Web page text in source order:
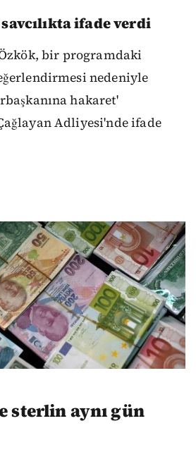
ifade verdi
bir programdaki
nedeniyle
hakaret'
Adliyesi'nde ifade
sterlin aynı gün